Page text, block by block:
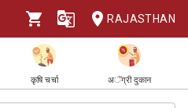
RAJASTHAN
कृषि चर्चा अॅग्री दुकान